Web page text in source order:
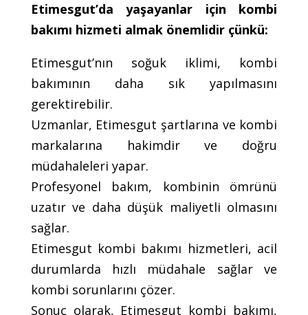
Etimesgut’da yaşayanlar için kombi
bakımı hizmeti almak önemlidir çünkü:
Etimesgut’nın soğuk iklimi, kombi
bakımının daha sık yapılmasını
gerektirebilir.
Uzmanlar, Etimesgut şartlarına ve kombi
markalarına hakimdir ve doğru
müdahaleleri yapar.
Profesyonel bakım, kombinin ömrünü
uzatır ve daha düşük maliyetli olmasını
sağlar.
Etimesgut kombi bakımı hizmetleri, acil
durumlarda hızlı müdahale sağlar ve
kombi sorunlarını çözer.
Sonuç olarak, Etimesgut kombi bakımı,